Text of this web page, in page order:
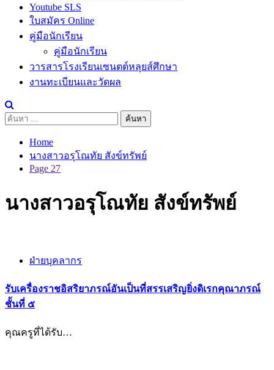
Youtube SLS
ใบสมัคร Online
คู่มือนักเรียน
คู่มือนักเรียน
วารสารโรงเรียนเซนตต์หลุยส์ศึกษา
งานทะเบียนและวัดผล
ค้นหา
Home
นางสาวอรุโณทัย สังข์ทรัพย์
Page 27
นางสาวอรุโณทัย สังข์ทรัพย์
ฝ่ายบุคลากร
รับเครื่องราชอิสริยาภรณ์อันเป็นที่สรรเสริญยิ่งดิเรกคุณาภรณ์
ชั้นที่ ๕
คุณครูที่ได้รับ…